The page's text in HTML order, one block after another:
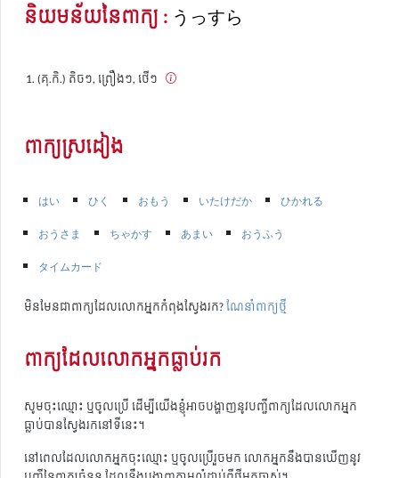
និយមន័យនៃពាក្យ : うっすら
(គុ.កិ.) តិចៗ, ព្រឿងៗ, ថើៗ
ពាក្យស្រដៀង
はい ひく おもう いたけだか
ひかれる
おうさま
ちゃかす あまい
おうふう
タイムカード
មិនមែនជាពាក្យដែលលោកអ្នកកំពុងស្វែងរក?ណែនាំពាក្យថ្មី
ពាក្យដែលលោកអ្នកធ្លាប់រក
សូមចុះឈ្មោះ ឬចូលប្រើ ដើម្បីយើងខ្ញុំអាចបង្ហាញនូវបញ្ជីពាក្យដែលលោកអ្នក
ធ្លាប់បានស្វែងរកនៅទីនេះ។
នៅពេលដែលលោកអ្នកចុះឈ្មោះ ឬចូលប្រើរួចមក លោកអ្នកនឹងបានឃើញនូវ